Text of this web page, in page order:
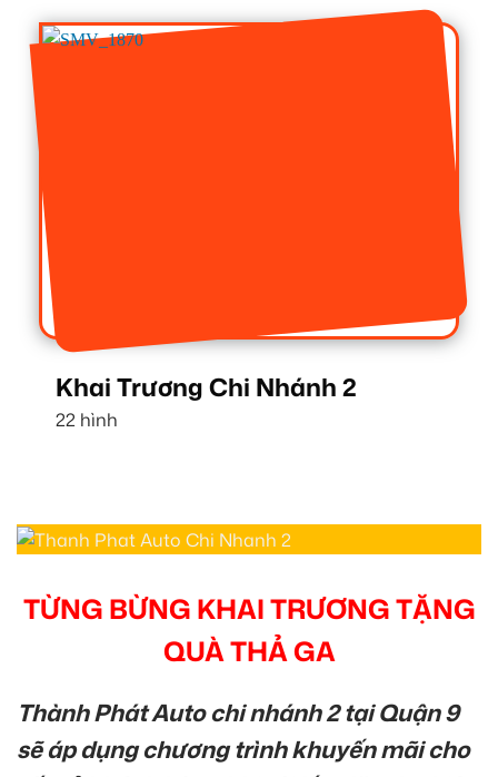
Khai Trương Chi Nhánh 2
22 hình
TỪNG BỪNG KHAI TRƯƠNG TẶNG
QUÀ THẢ GA
Thành Phát Auto chi nhánh 2 tại Quận 9
sẽ áp dụng chương trình khuyến mãi cho